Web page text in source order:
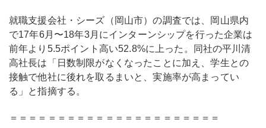
就職支援会社・シーズ（岡山市）の調査では、岡山県内
で17年6月〜18年3月にインターンシップを行った企業は
前年より5.5ポイント高い52.8%に上った。同社の平川清
高社長は「日数制限がなくなったことに加え、学生との
接触で他社に後れを取るまいと、実施率が高まってい
る」と指摘する。
＝＝＝＝＝＝＝＝＝＝＝＝＝＝＝＝＝＝＝＝＝＝